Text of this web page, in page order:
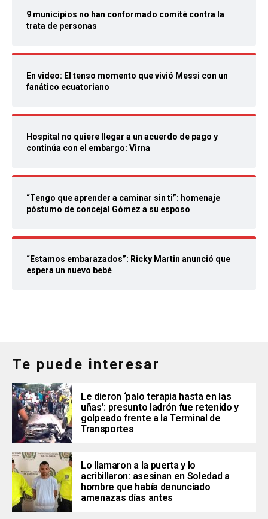
9 municipios no han conformado comité contra la
trata de personas
En video: El tenso momento que vivió Messi con un
fanático ecuatoriano
Hospital no quiere llegar a un acuerdo de pago y
continúa con el embargo: Virna
“Tengo que aprender a caminar sin ti”: homenaje
póstumo de concejal Gómez a su esposo
“Estamos embarazados”: Ricky Martin anunció que
espera un nuevo bebé
Te puede interesar
Le dieron ‘palo terapia hasta en las
uñas’: presunto ladrón fue retenido y
golpeado frente a la Terminal de
Transportes
Lo llamaron a la puerta y lo
acribillaron: asesinan en Soledad a
hombre que había denunciado
amenazas días antes